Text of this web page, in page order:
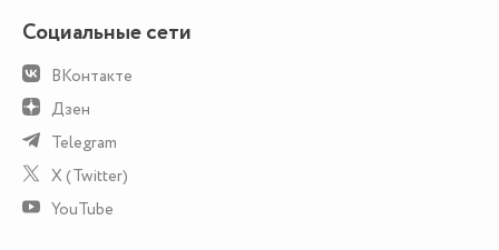
Социальные сети
ВКонтакте
Дзен
Telegram
X (Twitter)
YouTube